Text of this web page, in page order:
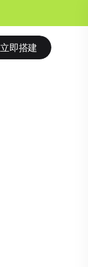
立即搭建